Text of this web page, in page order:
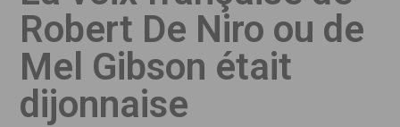
Robert De Niro ou de
Mel Gibson était
dijonnaise